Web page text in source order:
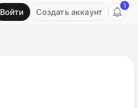
Войти Создать аккаунт
1